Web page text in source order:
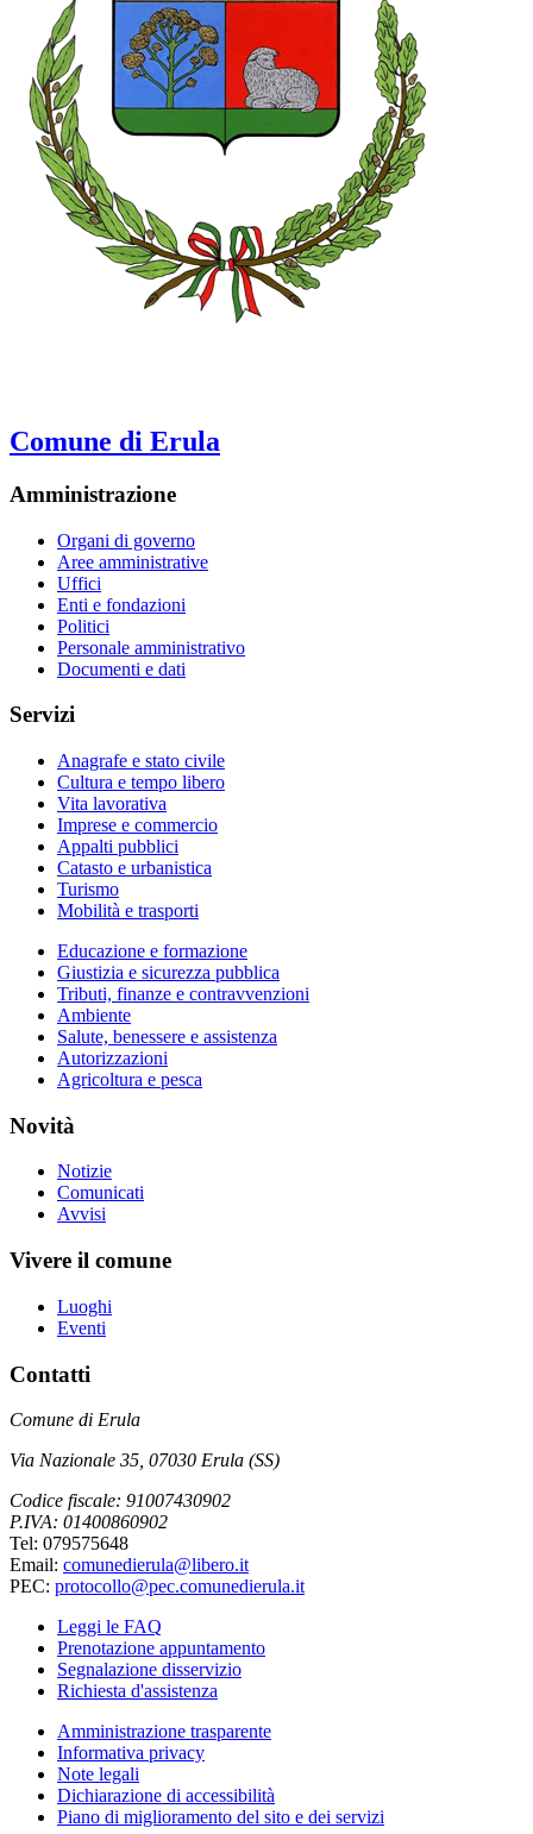
Comune di Erula
Amministrazione
Organi di governo
Aree amministrative
Uffici
Enti e fondazioni
Politici
Personale amministrativo
Documenti e dati
Servizi
Anagrafe e stato civile
Cultura e tempo libero
Vita lavorativa
Imprese e commercio
Appalti pubblici
Catasto e urbanistica
Turismo
Mobilità e trasporti
Educazione e formazione
Giustizia e sicurezza pubblica
Tributi, finanze e contravvenzioni
Ambiente
Salute, benessere e assistenza
Autorizzazioni
Agricoltura e pesca
Novità
Notizie
Comunicati
Avvisi
Vivere il comune
Luoghi
Eventi
Contatti
Comune di Erula
Via Nazionale 35, 07030 Erula (SS)
Codice fiscale: 91007430902
P.IVA: 01400860902
Tel: 079575648
Email: comunedierula@libero.it
PEC: protocollo@pec.comunedierula.it
Leggi le FAQ
Prenotazione appuntamento
Segnalazione disservizio
Richiesta d'assistenza
Amministrazione trasparente
Informativa privacy
Note legali
Dichiarazione di accessibilità
Piano di miglioramento del sito e dei servizi